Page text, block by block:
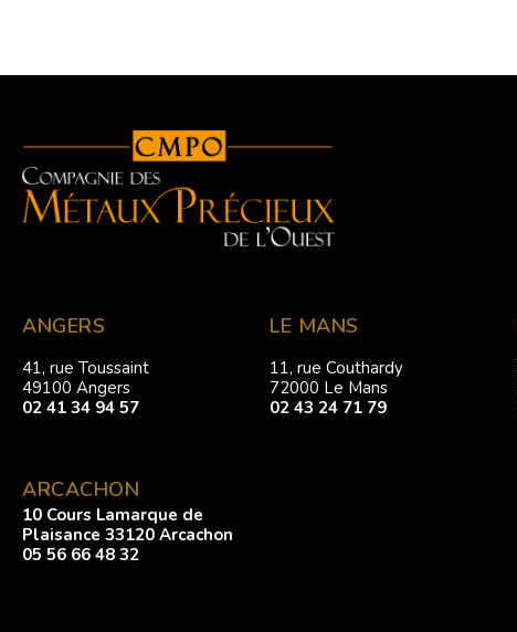
ANGERS
41, rue Toussaint
49100 Angers
02 41 34 94 57
ARCACHON
10 Cours Lamarque de
Plaisance 33120 Arcachon
05 56 66 48 32
LE MANS
11, rue Couthardy
72000 Le Mans
02 43 24 71 79